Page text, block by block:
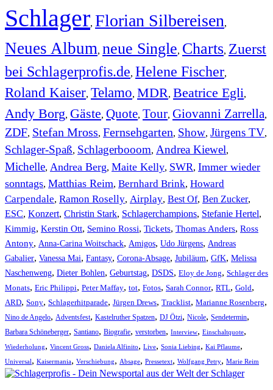
Schlager, Florian Silbereisen,
Neues Album, neue Single, Charts, Zuerst
bei Schlagerprofis.de, Helene Fischer,
Roland Kaiser, Telamo, MDR, Beatrice Egli,
Andy Borg, Gäste, Quote, Tour, Giovanni Zarrella,
ZDF, Stefan Mross, Fernsehgarten, Show, Jürgens TV,
Schlager-Spaß, Schlagerbooom, Andrea Kiewel,
Michelle, Andrea Berg, Maite Kelly, SWR, Immer wieder
sonntags, Matthias Reim, Bernhard Brink, Howard
Carpendale, Ramon Roselly, Airplay, Best Of, Ben Zucker,
ESC, Konzert, Christin Stark, Schlagerchampions, Stefanie Hertel,
Kimmig, Kerstin Ott, Semino Rossi, Tickets, Thomas Anders, Ross
Antony, Anna-Carina Woitschack, Amigos, Udo Jürgens, Andreas
Gabalier, Vanessa Mai, Fantasy, Corona-Absage, Jubiläum, GfK, Melissa
Naschenweng, Dieter Bohlen, Geburtstag, DSDS, Eloy de Jong, Schlager des
Monats, Eric Philippi, Peter Maffay, tot, Fotos, Sarah Connor, RTL, Gold,
ARD, Sony, Schlagerhitparade, Jürgen Drews, Tracklist, Marianne Rosenberg,
Nino de Angelo, Adventsfest, Kastelruther Spatzen, DJ Ötzi, Nicole, Sendetermin,
Barbara Schöneberger, Santiano, Biografie, verstorben, Interview, Einschaltquote,
Wiederholung, Vincent Gross, Daniela Alfinito, Live, Sonia Liebing, Kai Pflaume,
Universal, Kaisermania, Verschiebung, Absage, Pressetext, Wolfgang Petry, Marie Reim